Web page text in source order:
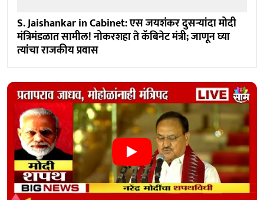
S. Jaishankar in Cabinet: एस जयशंकर दुसऱ्यांदा मोदी
मंत्रिमंडळात सामील! नोकरशहा ते कॅबिनेट मंत्री; जाणून घ्या
त्यांचा राजकीय प्रवास